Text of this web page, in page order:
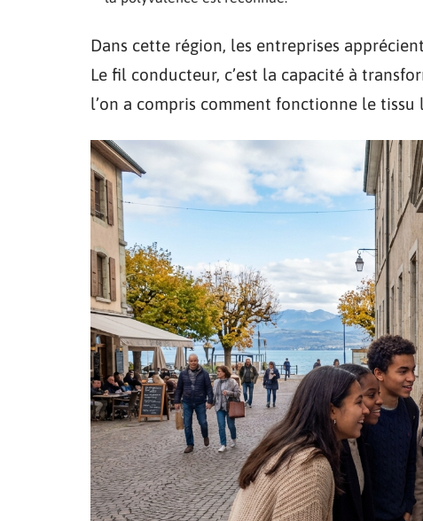
Dans cette région, les entreprises
Le fil conducteur, c’est la capacité à
l’on a compris comment fonctionne le tissu